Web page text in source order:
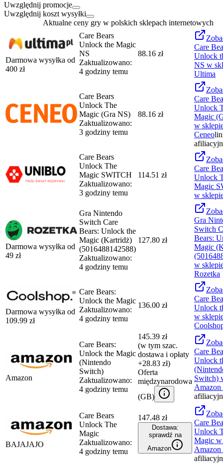
Uwzględnij promocje
Uwzględnij koszt wysyłki
Aktualne ceny gry w polskich sklepach internetowych
Darmowa wysyłka od
400 zł
Care Bears
Unlock the Magic
NS
Zaktualizowano:
4 godziny temu
88.16 zł
Care
Unlock
NS w
Ultima
Care Bears
Unlock The
Magic (Gra NS)
Zaktualizowano:
3 godziny temu
88.16 zł
Care
Unlock
Magic
w
Ceneo
Care Bears
Unlock The
Magic SWITCH
Zaktualizowano:
3 godziny temu
114.51 zł
Care
Unlock
Magic
w
Darmowa wysyłka od
49 zł
Gra Nintendo
Switch Care
Bears: Unlock the
Magic (Kartridż)
(5016488142588)
Zaktualizowano:
4 godziny temu
127.80 zł
Gra
Switch
Bears:
Magic
w
Rozetka
Darmowa wysyłka od
109.99 zł
Care Bears:
Unlock the Magic
Zaktualizowano:
4 godziny temu
136.00 zł
Care
Unlock
w
Amazon
Care Bears:
Unlock the Magic
(Nintendo
Switch)
Zaktualizowano:
4 godziny temu
145.39 zł
(w tym szac.
dostawa i opłaty
+28.83 zł)
Oferta
międzynarodowa
(GB)
Care
Unlock
Switch)
BAJAJAJO
Care Bears
Unlock The
Magic
Zaktualizowano:
4 godziny temu
147.48 zł
Dostawa:
sprawdź na
Amazon
Care
Unlock
Magic w
Amazon